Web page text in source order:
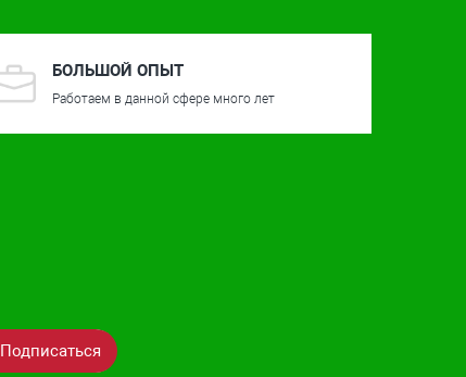
БОЛЬШОЙ ОПЫТ
Работаем в данной сфере много лет
Подписаться